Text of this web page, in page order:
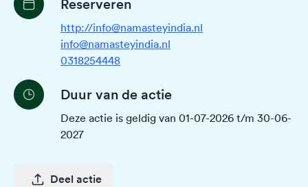
Reserveren
http://info@namasteyindia.nl
info@namasteyindia.nl
0318254448
Duur van de actie
Deze actie is geldig van 01-07-2026 t/m 30-06-
2027
Deel actie